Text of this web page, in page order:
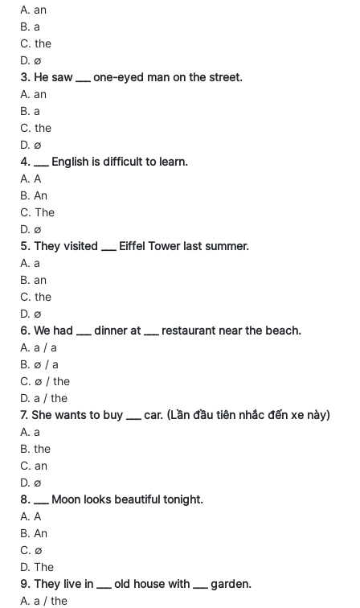
A. an
B. a
C. the
D. ∅
3. He saw ___ one-eyed man on the street.
A. an
B. a
C. the
D. ∅
4. ___ English is difficult to learn.
A. A
B. An
C. The
D. ∅
5. They visited ___ Eiffel Tower last summer.
A. a
B. an
C. the
D. ∅
6. We had ___ dinner at ___ restaurant near the beach.
A. a / a
B. ∅ / a
C. ∅ / the
D. a / the
7. She wants to buy ___ car. (Lần đầu tiên nhắc đến xe này)
A. a
B. the
C. an
D. ∅
8. ___ Moon looks beautiful tonight.
A. A
B. An
C. ∅
D. The
9. They live in ___ old house with ___ garden.
A. a / the